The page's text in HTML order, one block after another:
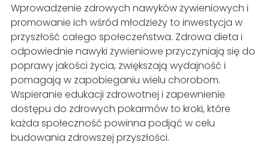
Wprowadzenie zdrowych nawyków żywieniowych i
promowanie ich wśród młodzieży to inwestycja w
przyszłość całego społeczeństwa. Zdrowa dieta i
odpowiednie nawyki żywieniowe przyczyniają się do
poprawy jakości życia, zwiększają wydajność i
pomagają w zapobieganiu wielu chorobom.
Wspieranie edukacji zdrowotnej i zapewnienie
dostępu do zdrowych pokarmów to kroki, które
każda społeczność powinna podjąć w celu
budowania zdrowszej przyszłości.